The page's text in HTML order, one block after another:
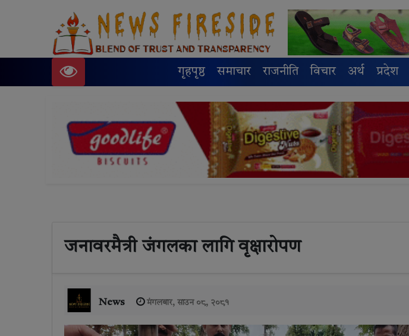
गृहपृष्ठ समाचार राजनीति विचार अर्थ प्रदेश
जनावरमैत्री जंगलका लागि वृक्षारोपण
News मंगलबार, साउन ०८, २०८१